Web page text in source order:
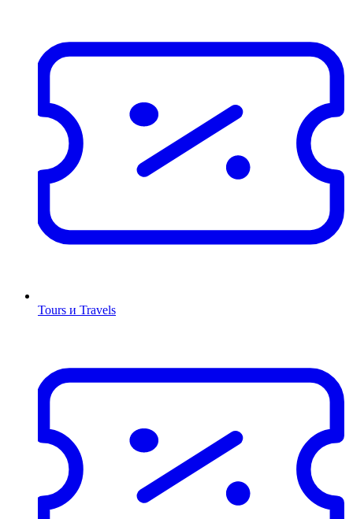
Tours и Travels